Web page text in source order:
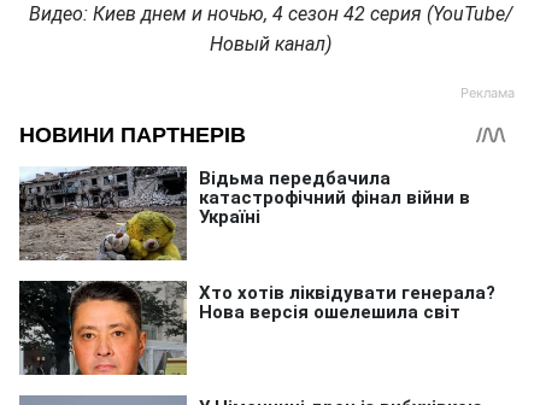
Видео: Киев днем и ночью, 4 сезон 42 серия (YouTube/
Новый канал)